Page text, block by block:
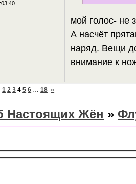
мой голос- не
А насчёт
наряд. Вещи
внимание к
1 2 3 4 5 6 … 18 »
Настоящих Жён »